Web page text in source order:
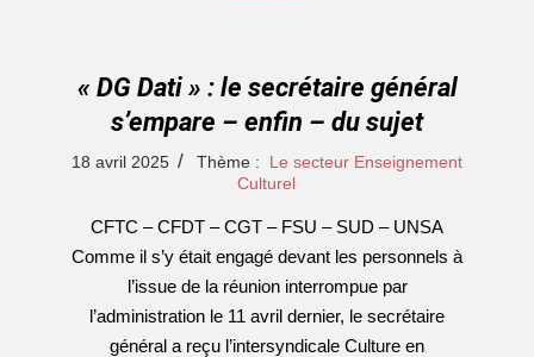
« DG Dati » : le secrétaire général
s’empare – enfin – du sujet
2025-
18 avril 2025 Thème :
Le secteur Enseignement
Culturel
CFTC – CFDT – CGT – FSU – SUD – UNSA
Comme il s’y était engagé devant les personnels à
l’issue de la réunion interrompue par
l’administration le 11 avril dernier, le secrétaire
général a reçu l’intersyndicale Culture en